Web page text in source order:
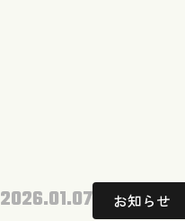
2026.01.07 お知らせ